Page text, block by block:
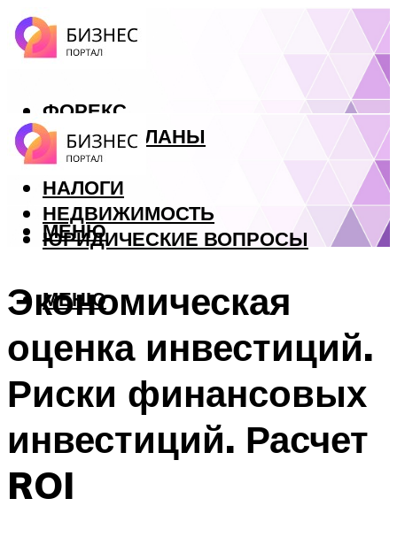
ФОРЕКС
БИЗНЕС ПЛАНЫ
КРЕДИТЫ
НАЛОГИ
НЕДВИЖИМОСТЬ
ЮРИДИЧЕСКИЕ ВОПРОСЫ
МЕНЮ
МЕНЮ
Экономическая
оценка инвестиций.
Риски финансовых
инвестиций. Расчет
ROI